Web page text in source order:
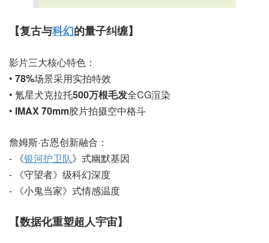
【复古与科幻的量子纠缠】
影片三大核心特色：
• 78%场景采用实拍特效
• 氪星犬克拉托500万根毛发全CG渲染
• IMAX 70mm胶片拍摄空中格斗
詹姆斯·古恩创新融合：
- 《银河护卫队》式幽默基因
- 《守望者》级科幻深度
- 《小鬼当家》式情感温度
【数据化重塑超人宇宙】